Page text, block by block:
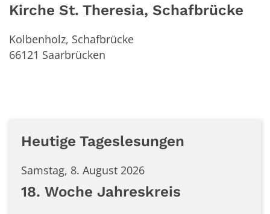
Kirche St. Theresia, Schafbrücke
Kolbenholz, Schafbrücke
66121 Saarbrücken
Heutige Tageslesungen
Samstag, 8. August 2026
18. Woche Jahreskreis